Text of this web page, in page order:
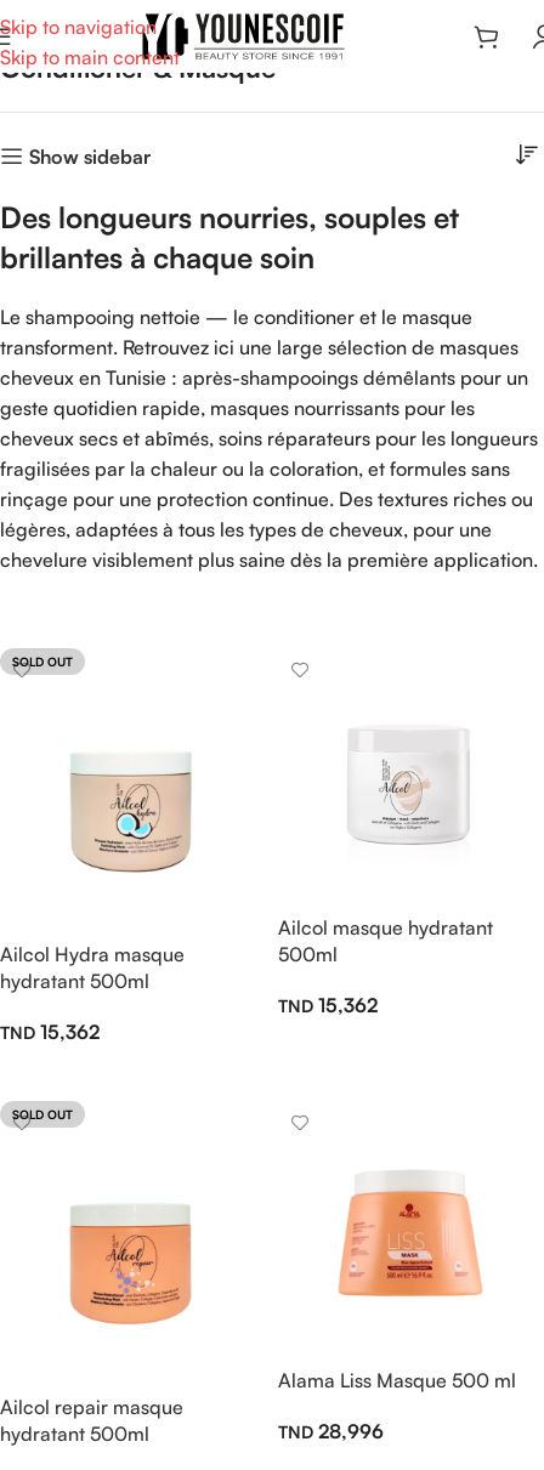
Skip to navigation
Skip to main content
Conditioner & Masque
Show sidebar
Des longueurs nourries, souples et
brillantes à chaque soin
Le shampooing nettoie — le conditioner et le masque
transforment. Retrouvez ici une large sélection de masques
cheveux en Tunisie : après-shampooings démêlants pour un
geste quotidien rapide, masques nourrissants pour les
cheveux secs et abîmés, soins réparateurs pour les longueurs
fragilisées par la chaleur ou la coloration, et formules sans
rinçage pour une protection continue. Des textures riches ou
légères, adaptées à tous les types de cheveux, pour une
chevelure visiblement plus saine dès la première application.
SOLD OUT
Ailcol Hydra masque
hydratant 500ml
15,362
Ailcol masque hydratant
500ml
15,362
SOLD OUT
Ailcol repair masque
hydratant 500ml
Alama Liss Masque 500 ml
28,996